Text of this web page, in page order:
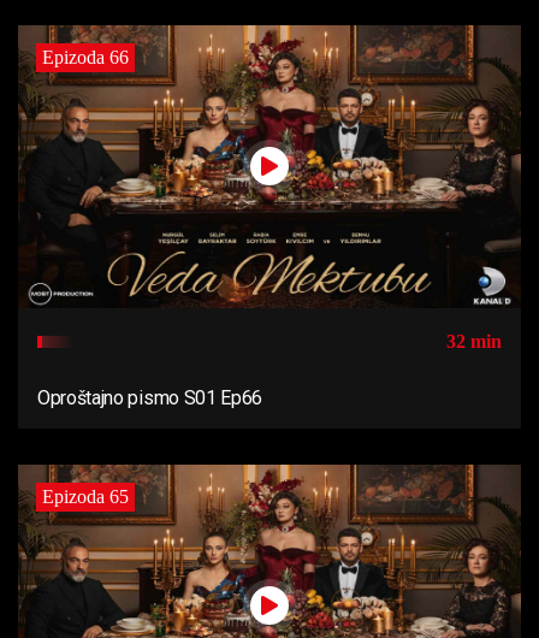
Epizoda 66
32 min
Oproštajno pismo S01 Ep66
Epizoda 65